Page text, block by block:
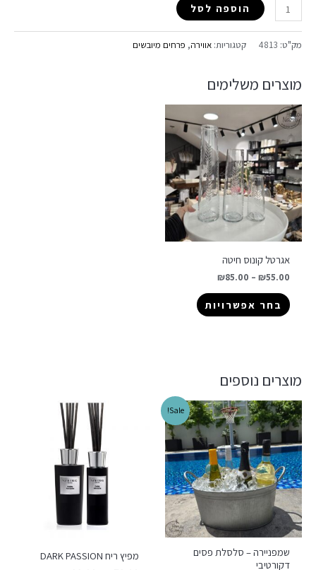
הוספה לסל
מק"ט: 4813 קטגוריות: אווירה, פרחים מיובשים
מוצרים משלימים
אגרטל קונוס חיטה
₪55.00
–
₪85.00
בחר אפשרויות
מוצרים נוספים
Sale!
שמפניירה – סלסלת פסים
דקורטיבי
מפיץ ריח DARK PASSION